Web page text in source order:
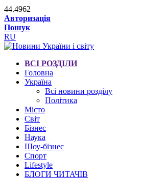
44.4962
Авторизація
Пошук
RU
ВСІ РОЗДІЛИ
Головна
Україна
Всі новини розділу
Політика
Місто
Світ
Бізнес
Наука
Шоу-бізнес
Спорт
Lifestyle
БЛОГИ ЧИТАЧІВ